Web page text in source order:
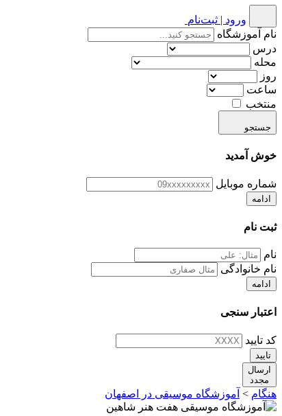
ورود | ثبت‌نام
نام آموزشگاه
درس
محله
روز
ساعت
منتخب
جستجو
خوش آمدید
شماره موبایل
ادامه
ثبت نام
نام
نام خانوادگی
ادامه
اعتبار سنجی
کد تایید
تایید
ارسال
مجدد
هنگام > آموزشگاه موسیقی در اصفهان